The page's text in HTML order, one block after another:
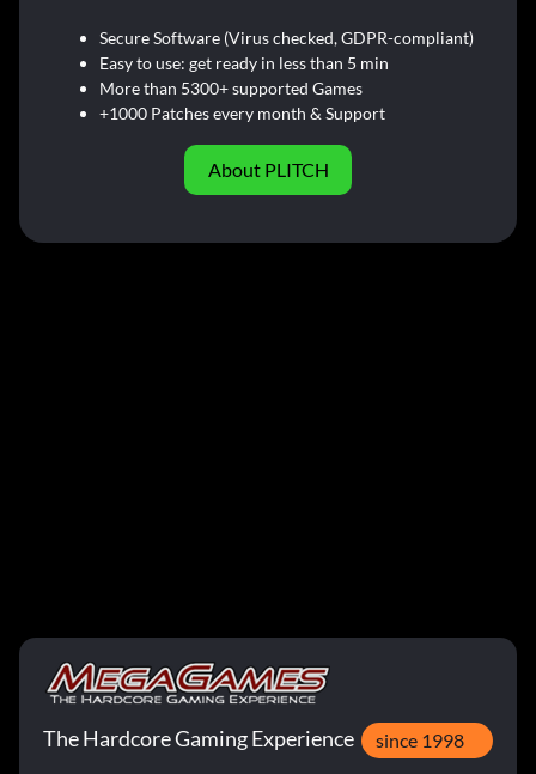
Secure Software (Virus checked, GDPR-compliant)
Easy to use: get ready in less than 5 min
More than 5300+ supported Games
+1000 Patches every month & Support
About PLITCH
The Hardcore Gaming Experience since 1998